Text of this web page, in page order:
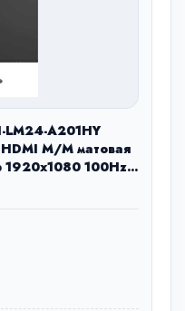
A201HY
M/M матовая
1920x1080 100Hz